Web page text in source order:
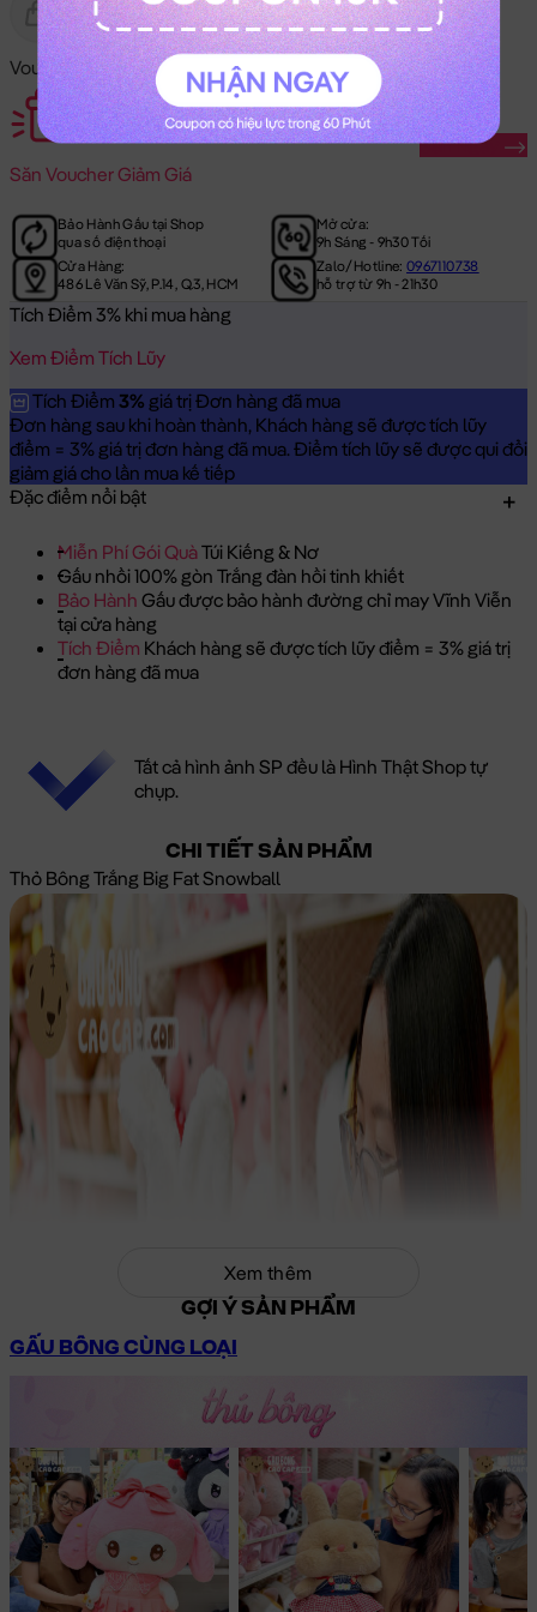
Gửi Tặng Hết Hàng
Voucher Mã Khuyến Mãi:
Săn Voucher Giảm Giá
Săn Ngay
Bảo Hành Gấu tại Shop
qua số điện thoại
Mở cửa:
9h Sáng - 9h30 Tối
Cửa Hàng:
486 Lê Văn Sỹ, P.14, Q.3, HCM
Zalo/Hotline:0967110738
hỗ trợ từ 9h - 21h30
Tích Điểm 3% khi mua hàng
Xem Điểm Tích Lũy
Tích Điểm 3% giá trị Đơn hàng đã mua
Đơn hàng sau khi hoàn thành, Khách hàng sẽ được tích lũy
điểm = 3% giá trị đơn hàng đã mua. Điểm tích lũy sẽ được qui đổi
giảm giá cho lần mua kế tiếp
Đặc điểm nổi bật
Miễn Phí Gói QuàTúi Kiếng & Nơ
Gấu nhồi 100% gòn Trắng đàn hồi tinh khiết
Bảo Hành Gấu được bảo hành đường chỉ may Vĩnh Viễn
tại cửa hàng
Tích Điểm Khách hàng sẽ được tích lũy điểm = 3% giá trị
đơn hàng đã mua
Tất cả hình ảnh SP đều là Hình Thật Shop tự
chụp.
CHI TIẾT SẢN PHẨM
Thỏ Bông Trắng Big Fat Snowball
Xem thêm
GỢI Ý SẢN PHẨM
GẤU BÔNG CÙNG LOẠI